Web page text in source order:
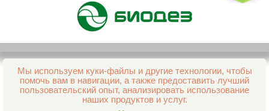
Мы используем куки-файлы и другие технологии, чтобы
помочь вам в навигации, а также предоставить лучший
пользовательский опыт, анализировать использование
наших продуктов и услуг.
Все права защищены и охраняются законом
© 2013–2026 Интернет-аптека Фармация
support@aptekapenza.ru
Телефон: Служба обработки заказов 99-98-28